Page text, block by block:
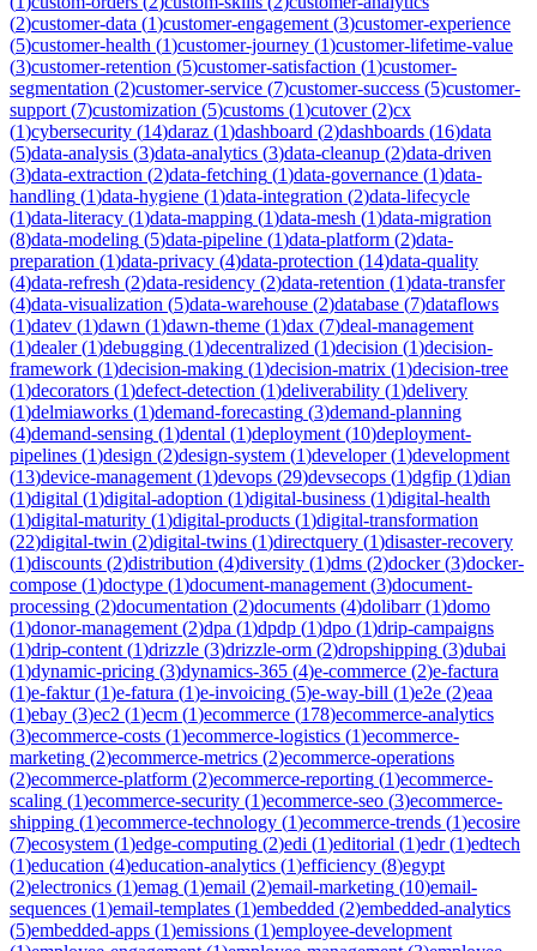
(2)customer-data (1)customer-engagement (3)customer-experience
(5)customer-health (1)customer-journey (1)customer-lifetime-value
(3)customer-retention (5)customer-satisfaction (1)customer-
segmentation (2)customer-service (7)customer-success (5)customer-
support (7)customization (5)customs (1)cutover(2)cx
(1)cybersecurity (14)daraz (1)dashboard (2)dashboards (16)data
(5)data-analysis (3)data-analytics (3)data-cleanup (2)data-driven
(3)data-extraction (2)data-fetching (1)data-governance (1)data-
handling (1)data-hygiene (1)data-integration (2)data-lifecycle
(1)data-literacy (1)data-mapping (1)data-mesh (1)data-migration
(8)data-modeling (5)data-pipeline (1)data-platform (2)data-
preparation (1)data-privacy (4)data-protection (14)data-quality
(4)data-refresh (2)data-residency (2)data-retention (1)data-transfer
(4)data-visualization (5)data-warehouse (2)database (7)dataflows
(1)datev (1)dawn (1)dawn-theme (1)dax (7)deal-management
(1)dealer(1)debugging (1)decentralized (1)decision (1)decision-
framework (1)decision-making (1)decision-matrix (1)decision-tree
(1)decorators (1)defect-detection (1)deliverability (1)delivery
(1)delmiaworks (1)demand-forecasting (3)demand-planning
(4)demand-sensing (1)dental (1)deployment (10)deployment-
pipelines (1)design (2)design-system (1)developer(1)development
(13)device-management (1)devops (29)devsecops (1)dgfip (1)dian
(1)digital (1)digital-adoption (1)digital-business (1)digital-health
(1)digital-maturity (1)digital-products (1)digital-transformation
(22)digital-twin (2)digital-twins (1)directquery (1)disaster-recovery
(1)discounts (2)distribution (4)diversity (1)dms (2)docker(3)docker-
compose (1)doctype (1)document-management (3)document-
processing (2)documentation (2)documents (4)dolibarr(1)domo
(1)donor-management (2)dpa (1)dpdp (1)dpo (1)drip-campaigns
(1)drip-content (1)drizzle (3)drizzle-orm (2)dropshipping (3)dubai
(1)dynamic-pricing (3)dynamics-365 (4)e-commerce (2)e-factura
(1)e-faktur(1)e-fatura (1)e-invoicing (5)e-way-bill (1)e2e (2)eaa
(1)ebay (3)ec2 (1)ecm (1)ecommerce (178)ecommerce-analytics
(3)ecommerce-costs (1)ecommerce-logistics (1)ecommerce-
marketing (2)ecommerce-metrics (2)ecommerce-operations
(2)ecommerce-platform (2)ecommerce-reporting (1)ecommerce-
scaling (1)ecommerce-security (1)ecommerce-seo (3)ecommerce-
shipping (1)ecommerce-technology (1)ecommerce-trends (1)ecosire
(7)ecosystem (1)edge-computing (2)edi (1)editorial (1)edr(1)edtech
(1)education (4)education-analytics (1)efficiency (8)egypt
(2)electronics (1)emag (1)email (2)email-marketing (10)email-
sequences (1)email-templates (1)embedded (2)embedded-analytics
(5)embedded-apps (1)emissions (1)employee-development